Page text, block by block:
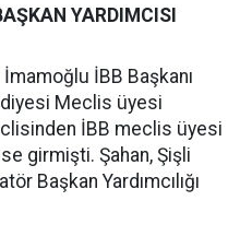
YARDIMCISI
İBB Başkanı
Meclis üyesi
İBB meclis üyesi
girmişti. Şahan, Şişli
Başkan Yardımcılığı